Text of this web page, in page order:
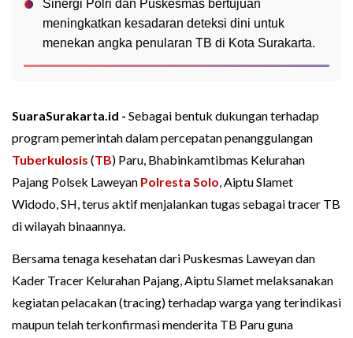
Sinergi Polri dan Puskesmas bertujuan
meningkatkan kesadaran deteksi dini untuk
menekan angka penularan TB di Kota Surakarta.
SuaraSurakarta.id - Sebagai bentuk dukungan terhadap
program pemerintah dalam percepatan penanggulangan
Tuberkulosis (TB) Paru, Bhabinkamtibmas Kelurahan
Pajang Polsek Laweyan Polresta Solo, Aiptu Slamet
Widodo, SH, terus aktif menjalankan tugas sebagai tracer TB
di wilayah binaannya.
Bersama tenaga kesehatan dari Puskesmas Laweyan dan
Kader Tracer Kelurahan Pajang, Aiptu Slamet melaksanakan
kegiatan pelacakan (tracing) terhadap warga yang terindikasi
maupun telah terkonfirmasi menderita TB Paru guna